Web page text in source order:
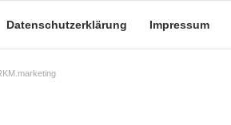
Datenschutzerklärung Impressum